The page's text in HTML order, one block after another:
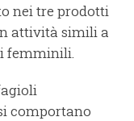
nei tre prodotti
attività simili a
femminili.
comportano